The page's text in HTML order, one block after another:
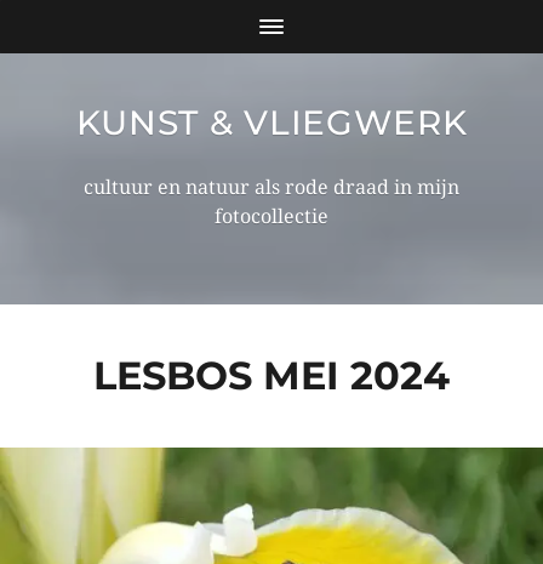
KUNST & VLIEGWERK
cultuur en natuur als rode draad in mijn
fotocollectie
LESBOS MEI 2024